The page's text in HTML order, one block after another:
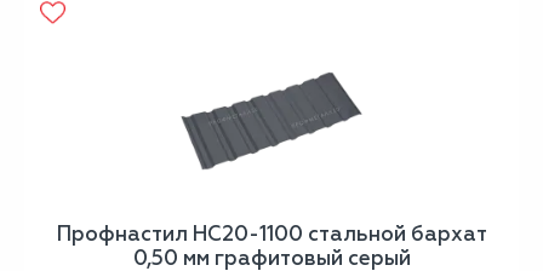
Профнастил НС20-1100 стальной бархат
0,50 мм графитовый серый